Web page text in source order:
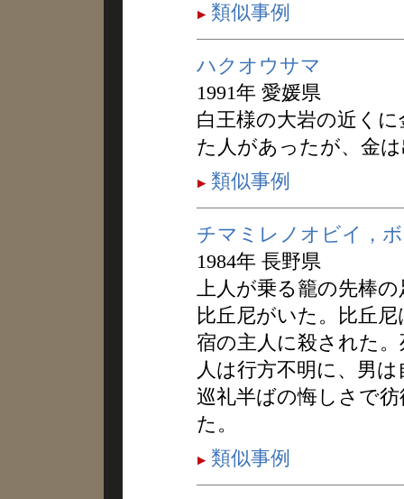
類似事例
ハクオウサマ
1991年 愛媛県
白王様の大岩の近く
た人があったが、金
類似事例
チマミレノオビイ，
1984年 長野県
上人が乗る籠の先棒
比丘尼がいた。比丘
宿の主人に殺された
人は行方不明に、男
巡礼半ばの悔しさで
た。
類似事例